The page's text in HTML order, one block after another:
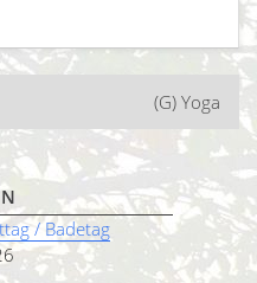
(G) Yoga
/ Badetag